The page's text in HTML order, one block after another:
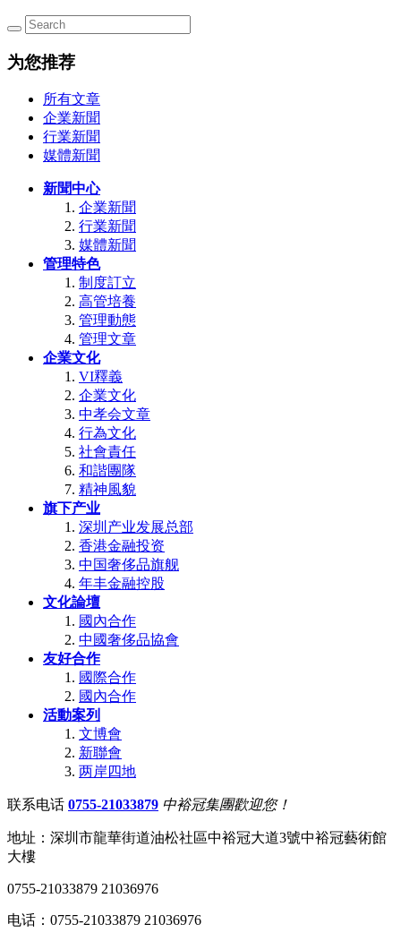
为您推荐
所有文章
企業新聞
行業新聞
媒體新聞
新聞中心
企業新聞
行業新聞
媒體新聞
管理特色
制度訂立
高管培養
管理動態
管理文章
企業文化
VI釋義
企業文化
中孝会文章
行為文化
社會責任
和諧團隊
精神風貌
旗下产业
深圳产业发展总部
香港金融投资
中国奢侈品旗舰
年丰金融控股
文化論壇
國內合作
中國奢侈品協會
友好合作
國際合作
國內合作
活動案列
文博會
新聯會
两岸四地
联系电话 0755-21033879 中裕冠集團歡迎您！
地址：深圳市龍華街道油松社區中裕冠大道3號中裕冠藝術館
大樓
0755-21033879 21036976
电话：0755-21033879 21036976